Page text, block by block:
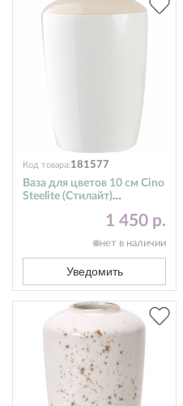
Код товара:181577
Ваза для цветов 10 см Cino
Steelite (Стилайт)
1 450 р.
нет в наличии
Уведомить